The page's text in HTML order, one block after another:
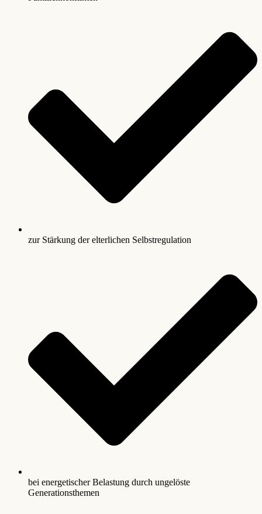
zur Stärkung der elterlichen Selbstregulation
bei energetischer Belastung durch ungelöste
Generationsthemen